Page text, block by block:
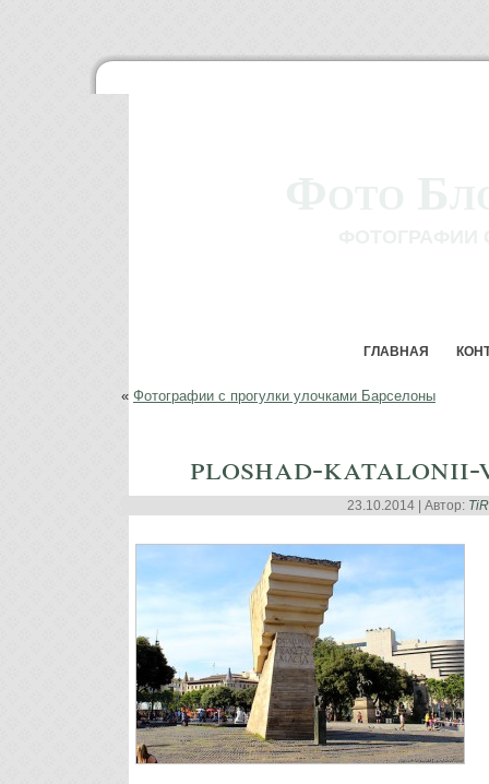
ГЛАВНАЯ
« Фотографии с прогулки улочками Барселоны
ploshad-katalonii-
23.10.2014 | Автор: